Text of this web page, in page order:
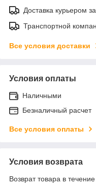
Доставка курьером
Транспортной
Все условия доставки
Условия оплаты
Наличными
Безналичный расчет
Все условия оплаты
Условия возврата
Возврат товара в